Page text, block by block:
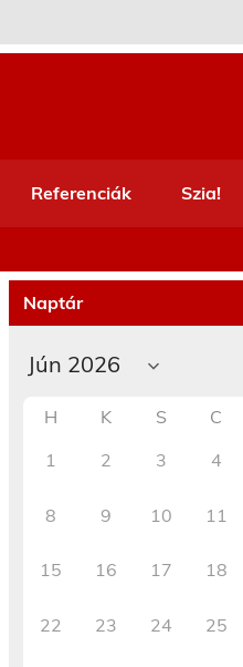
Referenciák Szia!
Naptár
H K S C
1
2 3 4
8 9 10 11
15 16 17 18
22 23 24 25